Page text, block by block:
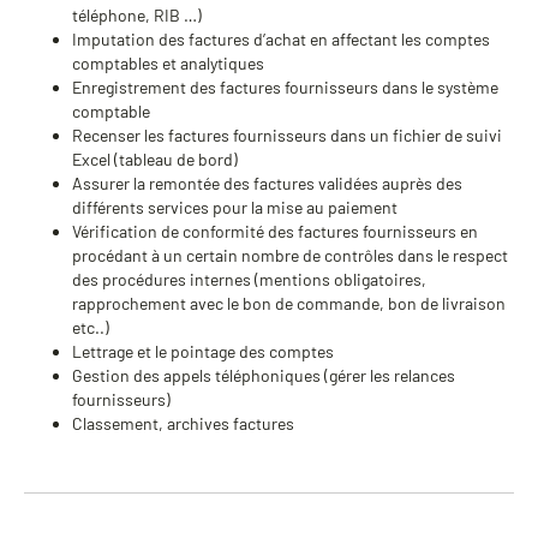
téléphone, RIB …)
Imputation des factures d’achat en affectant les comptes
comptables et analytiques
Enregistrement des factures fournisseurs dans le système
comptable
Recenser les factures fournisseurs dans un fichier de suivi
Excel (tableau de bord)
Assurer la remontée des factures validées auprès des
différents services pour la mise au paiement
Vérification de conformité des factures fournisseurs en
procédant à un certain nombre de contrôles dans le respect
des procédures internes (mentions obligatoires,
rapprochement avec le bon de commande, bon de livraison
etc..)
Lettrage et le pointage des comptes
Gestion des appels téléphoniques (gérer les relances
fournisseurs)
Classement, archives factures